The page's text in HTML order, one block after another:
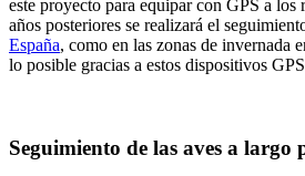
este proyecto para equipar con GPS a los
años posteriores se realizará el
España, como en las zonas de invernada
lo posible gracias a estos dispositivos
Seguimiento de las aves a largo